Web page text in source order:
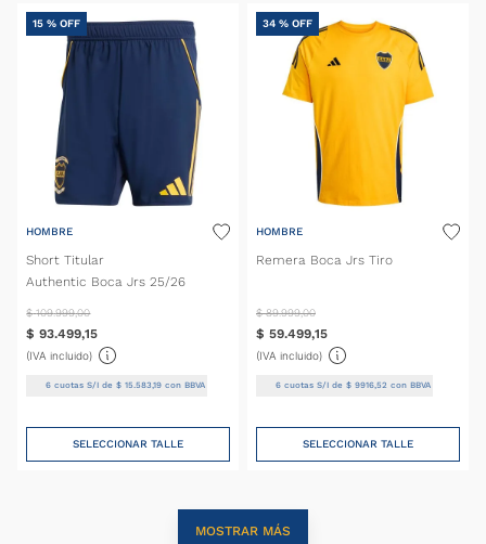
15 % OFF
HOMBRE
Short Titular
Authentic Boca Jrs 25/26
$ 109.999,00
$ 93.499,15
(IVA incluido)
6 cuotas S/I de$ 15.583,19 con BBVA
SELECCIONAR TALLE
34 % OFF
HOMBRE
Remera Boca Jrs Tiro
$ 89.999,00
$ 59.499,15
(IVA incluido)
6cuotas S/I de $ 9916,52con BBVA
SELECCIONAR TALLE
MOSTRAR MÁS